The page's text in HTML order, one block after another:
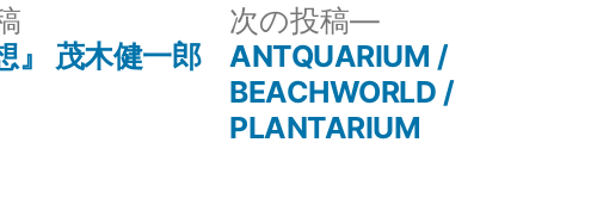
ー:
の』 茂木健一郎
次の投稿
次
の
投
稿:
ANTQUARIUM /
BEACHWORLD /
PLANTARIUM